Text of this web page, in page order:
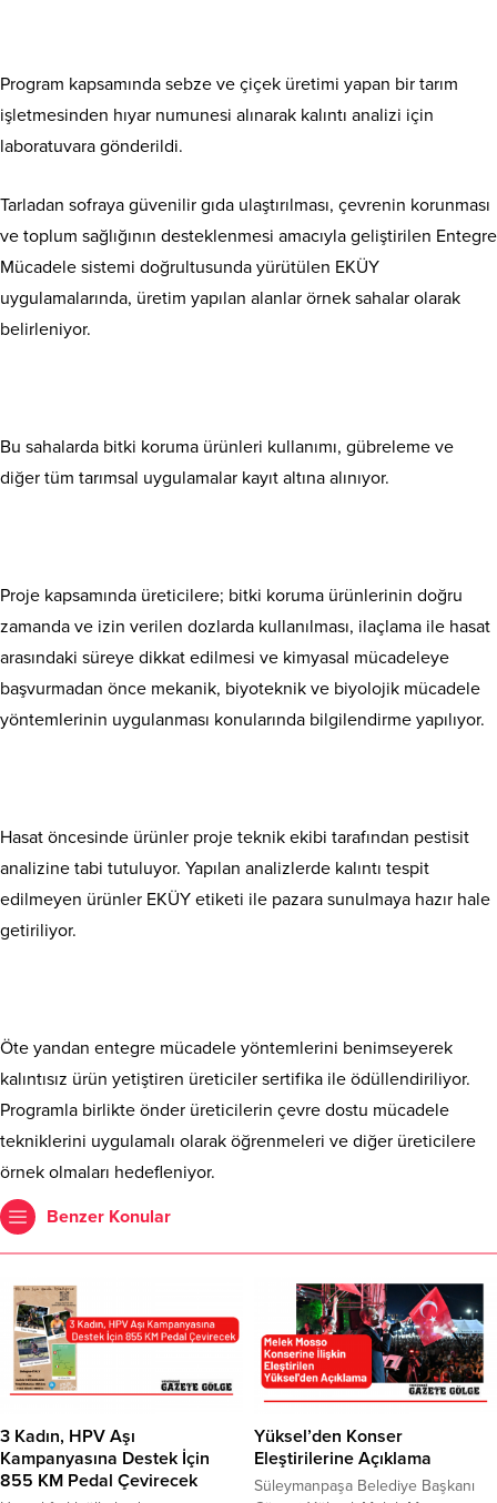
Program kapsamında sebze ve çiçek üretimi yapan bir tarım
işletmesinden hıyar numunesi alınarak kalıntı analizi için
laboratuvara gönderildi.
Tarladan sofraya güvenilir gıda ulaştırılması, çevrenin korunması
ve toplum sağlığının desteklenmesi amacıyla geliştirilen Entegre
Mücadele sistemi doğrultusunda yürütülen EKÜY
uygulamalarında, üretim yapılan alanlar örnek sahalar olarak
belirleniyor.
Bu sahalarda bitki koruma ürünleri kullanımı, gübreleme ve
diğer tüm tarımsal uygulamalar kayıt altına alınıyor.
Proje kapsamında üreticilere; bitki koruma ürünlerinin doğru
zamanda ve izin verilen dozlarda kullanılması, ilaçlama ile hasat
arasındaki süreye dikkat edilmesi ve kimyasal mücadeleye
başvurmadan önce mekanik, biyoteknik ve biyolojik mücadele
yöntemlerinin uygulanması konularında bilgilendirme yapılıyor.
Hasat öncesinde ürünler proje teknik ekibi tarafından pestisit
analizine tabi tutuluyor. Yapılan analizlerde kalıntı tespit
edilmeyen ürünler EKÜY etiketi ile pazara sunulmaya hazır hale
getiriliyor.
Öte yandan entegre mücadele yöntemlerini benimseyerek
kalıntısız ürün yetiştiren üreticiler sertifika ile ödüllendiriliyor.
Programla birlikte önder üreticilerin çevre dostu mücadele
tekniklerini uygulamalı olarak öğrenmeleri ve diğer üreticilere
örnek olmaları hedefleniyor.
Benzer Konular
3 Kadın, HPV Aşı
Kampanyasına Destek İçin
855 KM Pedal Çevirecek
Yüksel’den Konser
Eleştirilerine Açıklama
Süleymanpaşa Belediye Başkanı